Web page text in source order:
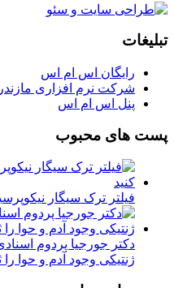
تبلیغات
رایگان اس ام اس
شرکت نرم افزاری
پنل اس ام اس
پست های محبوب
فیلتر ترک سیگار
دکتر جورجیا پردوم
ژنتیکی وجود آدم و حوا را